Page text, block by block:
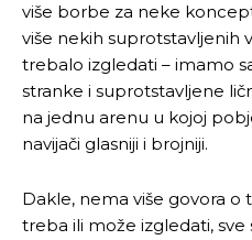
više borbe za neke
više nekih suprotstavljenih
trebalo izgledati – imamo
stranke i suprotstavljene
na jednu arenu u kojoj
navijači glasniji i brojniji.
Dakle, nema više govora o
treba ili može izgledati, sve